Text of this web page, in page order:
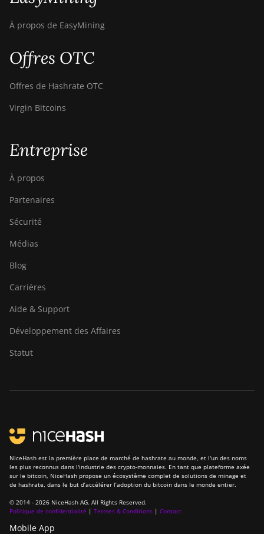
À propos de EasyMining
Offres OTC
Offres de Hashrate OTC
Virgin Bitcoins
Entreprise
À propos
Partenaires
Sécurité
Médias
Blog
Carrières
Aide & Support
Développement des Affaires
Statut
NiceHash est la première place de marché de hashrate au monde, et l'un des noms
les plus reconnus dans l'industrie des crypto-monnaies. En tant que plateforme axée
sur le bitcoin, NiceHash propose un écosystème complet de solutions de minage et
de hashrate, dans le but d’accélérer l’adoption du bitcoin dans le monde entier.
© 2014 - 2026 NiceHash AG. All Rights Reserved.
Politique de confidentialité | Termes & Conditions | Contact
Mobile App